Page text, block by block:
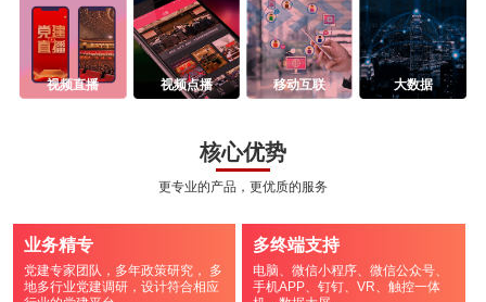
视频直播 视频点播 移动互联 大数据
核心优势
更专业的产品，更优质的服务
业务精专
党建专家团队，多年政策研究， 多
地多行业党建调研，设计符合相应
多终端支持
电脑、微信小程序、微信公众号、
手机APP、钉钉、VR、触控一体